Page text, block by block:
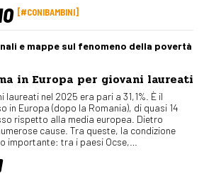
#CONIBAMBINI
e mappe sul fenomeno della povertà
in Europa per giovani laureati
nel 2025 era pari a 31,1%. È il
in Europa (dopo la Romania), di quasi 14
rispetto alla media europea. Dietro
cause. Tra queste, la condizione
importante: tra i paesi Ocse,…